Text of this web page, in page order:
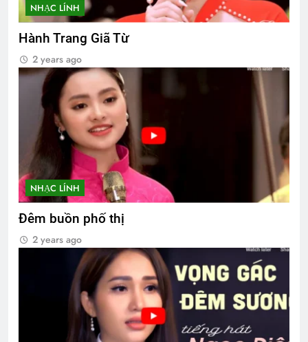
NHẠC LÍNH
Hành Trang Giã Từ
2 years ago
NHẠC LÍNH
Đêm buồn phố thị
2 years ago